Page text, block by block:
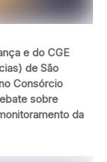
e do CGE
de São
Consórcio
sobre
da